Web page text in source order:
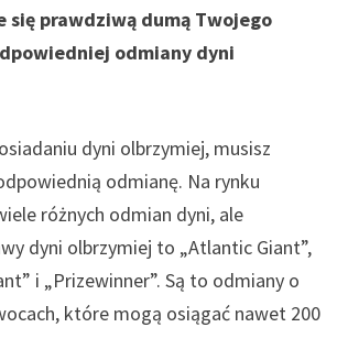
się prawdziwą dumą Twojego
odmiany dyni
dyni olbrzymiej, musisz
odmianę. Na rynku
różnych odmian dyni, ale
dyni olbrzymiej to „Atlantic Giant”,
i „Prizewinner”. Są to odmiany o
które mogą osiągać nawet 200